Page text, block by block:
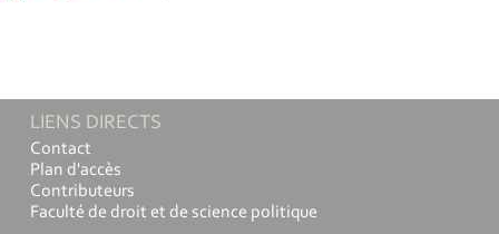
LIENS DIRECTS
Contact
Plan d'accès
Contributeurs
Faculté de droit et de science politique